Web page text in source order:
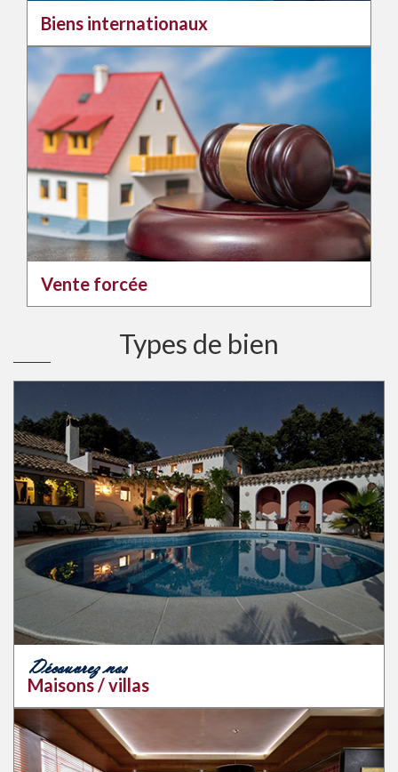
Biens internationaux
Vente forcée
Types de bien
Découvrez nos
Maisons / villas